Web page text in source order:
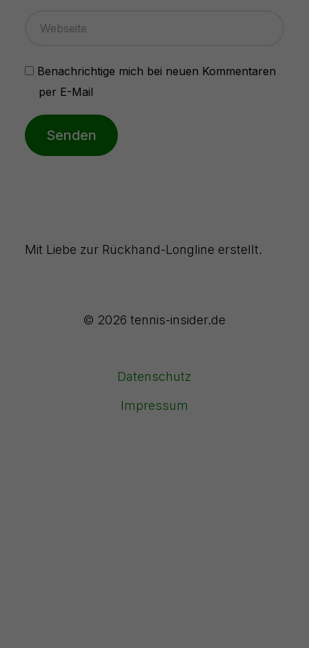
Benachrichtige mich bei neuen Kommentaren
per E-Mail
Senden
© 2026 tennis-insider.de
Datenschutz
Impressum
Mit Liebe zur Rückhand-Longline erstellt.